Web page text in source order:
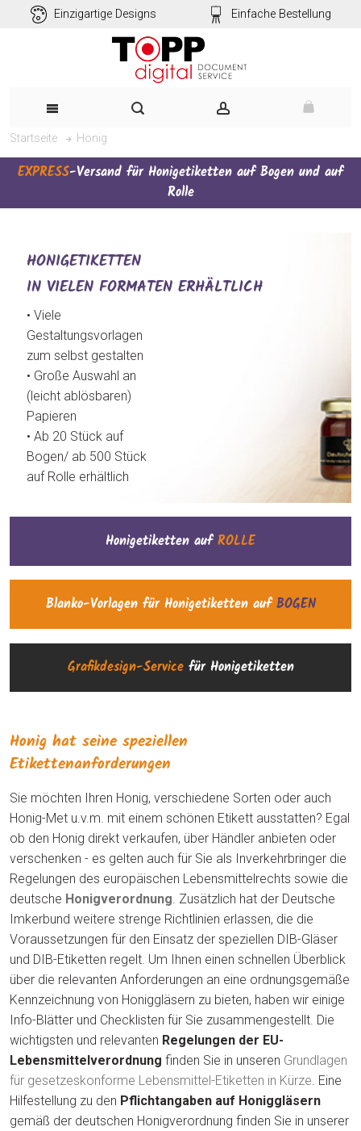
Einzigartige Designs Einfache Bestellung
Startseite Honig
EXPRESS-Versand für Honigetiketten auf Bogen und auf
Rolle
HONIGETIKETTEN
IN VIELEN FORMATEN ERHÄLTLICH
• Viele
Gestaltungsvorlagen
zum selbst gestalten
• Große Auswahl an
(leicht ablösbaren)
Papieren
• Ab 20 Stück auf
Bogen/ ab 500 Stück
auf Rolle erhältlich
Honigetiketten auf ROLLE
Blanko-Vorlagen für Honigetiketten aufBOGEN
Grafikdesign-Servicefür Honigetiketten
Honig hat seine speziellen
Etikettenanforderungen
Sie möchten Ihren Honig, verschiedene Sorten oder auch
Honig-Met u.v.m. mit einem schönen Etikett ausstatten? Egal
ob den Honig direkt verkaufen, über Händler anbieten oder
verschenken - es gelten auch für Sie als Inverkehrbringer die
Regelungen des europäischen Lebensmittelrechts sowie die
deutsche Honigverordnung . Zusätzlich hat der Deutsche
Imkerbund weitere strenge Richtlinien erlassen, die die
Voraussetzungen für den Einsatz der speziellen DIB-Gläser
und DIB-Etiketten regelt. Um Ihnen einen schnellen Überblick
über die relevanten Anforderungen an eine ordnungsgemäße
Kennzeichnung von Honiggläsern zu bieten, haben wir einige
Info-Blätter und Checklisten für Sie zusammengestellt. Die
wichtigsten und relevanten Regelungen der EU-
Lebensmittelverordnung finden Sie in unseren Grundlagen
für gesetzeskonforme Lebensmittel-Etiketten in Kürze . Eine
Hilfestellung zu den Pflichtangaben auf Honiggläsern
gemäß der deutschen Honigverordnung finden Sie in unserer